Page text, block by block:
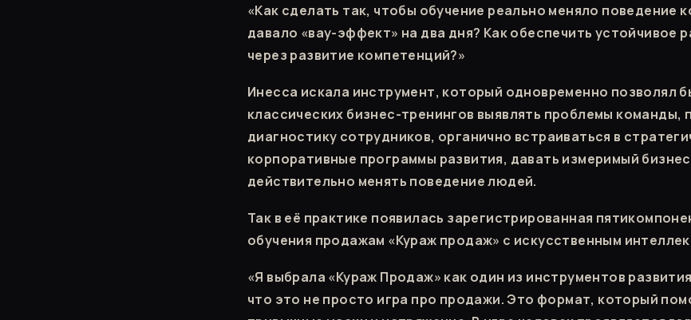
«Как сделать так, чтобы обучение реально меняло поведение
давало «вау-эффект» на два дня? Как обеспечить устойчивое
через развитие компетенций?»
Инесса искала инструмент, который одновременно позволял
классических бизнес-тренингов выявлять проблемы команды,
диагностику сотрудников, органично встраиваться в
корпоративные программы развития, давать измеримый
действительно менять поведение людей.
Так в её практике появилась зарегистрированная
обучения продажам «Кураж продаж» с искусственным
«Я выбрала «Кураж Продаж» как один из инструментов
что это не просто игра про продажи. Это формат, который